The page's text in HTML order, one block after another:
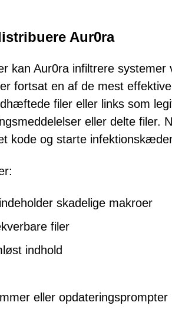
Aur0ra
kan Aur0ra infiltrere systemer
fortsat en af de mest
filer eller links som
eller delte filer.
kode og starte
skadelige makroer
filer
indhold
eller opdateringsprompter